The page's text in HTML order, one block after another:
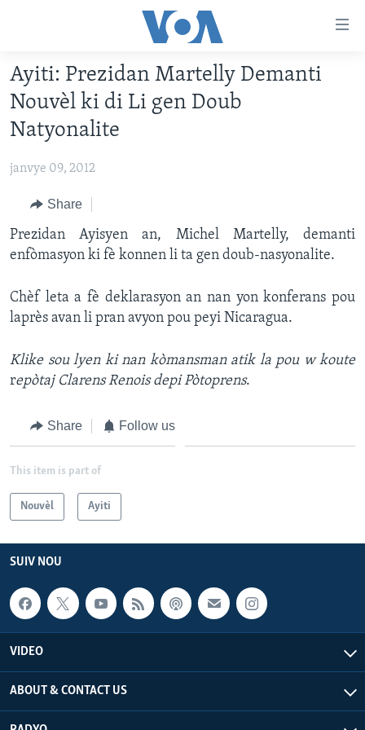
Skip
to
main
content
to
Navigation
Skip
AYITI
AMERIK LATIN
ENTÈNASYONAL
VIDEO
FLASHPOINT IKRÈN
SUIV NOU
Ayiti: Prezidan Martelly Demanti
Nouvèl ki di Li gen Doub
Natyonalite
janvye 09, 2012
Share
Prezidan Ayisyen an, Michel Martelly, demanti
enfòmasyon ki fè konnen li ta gen doub-nasyonalite.
Chèf leta a fè deklarasyon an nan yon konferans pou
laprès avan li pran avyon pou peyi Nicaragua.
Klike sou lyen ki nan kòmansman atik la pou w koute
repòtaj Clarens Renois depi Pòtoprens.
Share Follow us
This item is part of
Nouvèl Ayiti
SUIV NOU
VIDEO
ABOUT & CONTACT US